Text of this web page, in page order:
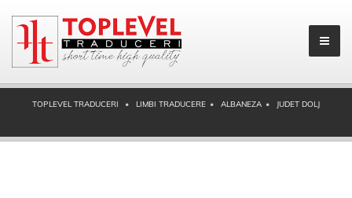
TOPLEVEL TRADUCERI LIMBI TRADUCERE ALBANEZA JUDET DOLJ